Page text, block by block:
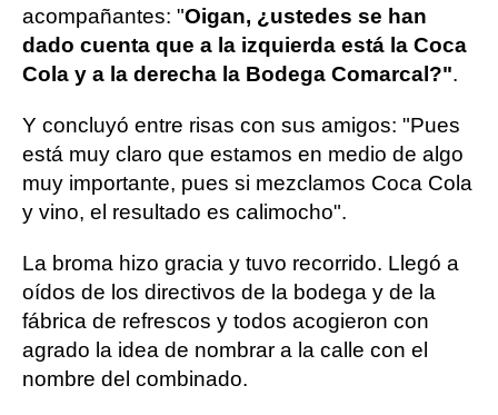
acompañantes: "Oigan, ¿ustedes se han
dado cuenta que a la izquierda está la Coca
Cola y a la derecha la Bodega Comarcal?".
Y concluyó entre risas con sus amigos: "Pues
está muy claro que estamos en medio de algo
muy importante, pues si mezclamos Coca Cola
y vino, el resultado es calimocho".
La broma hizo gracia y tuvo recorrido. Llegó a
oídos de los directivos de la bodega y de la
fábrica de refrescos y todos acogieron con
agrado la idea de nombrar a la calle con el
nombre del combinado.